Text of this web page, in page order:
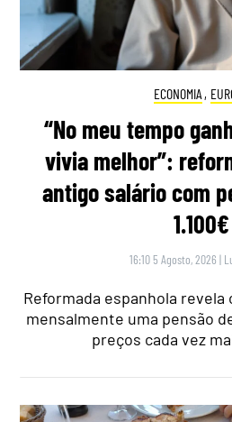
ECONOMIA ,
“No meu tempo
vivia melhor”:
antigo salário com
1.100€
16:10 5 Agosto, 2026 |
Reformada espanhola
mensalmente uma pensão
preços cada vez